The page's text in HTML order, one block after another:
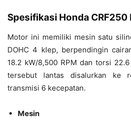
Spesifikasi Honda CRF250
Motor ini memiliki mesin satu
DOHC 4 klep, berpendingin
18.2 kW/8,500 RPM dan torsi
tersebut lantas disalurkan ke
transmisi 6 kecepatan.
Mesin